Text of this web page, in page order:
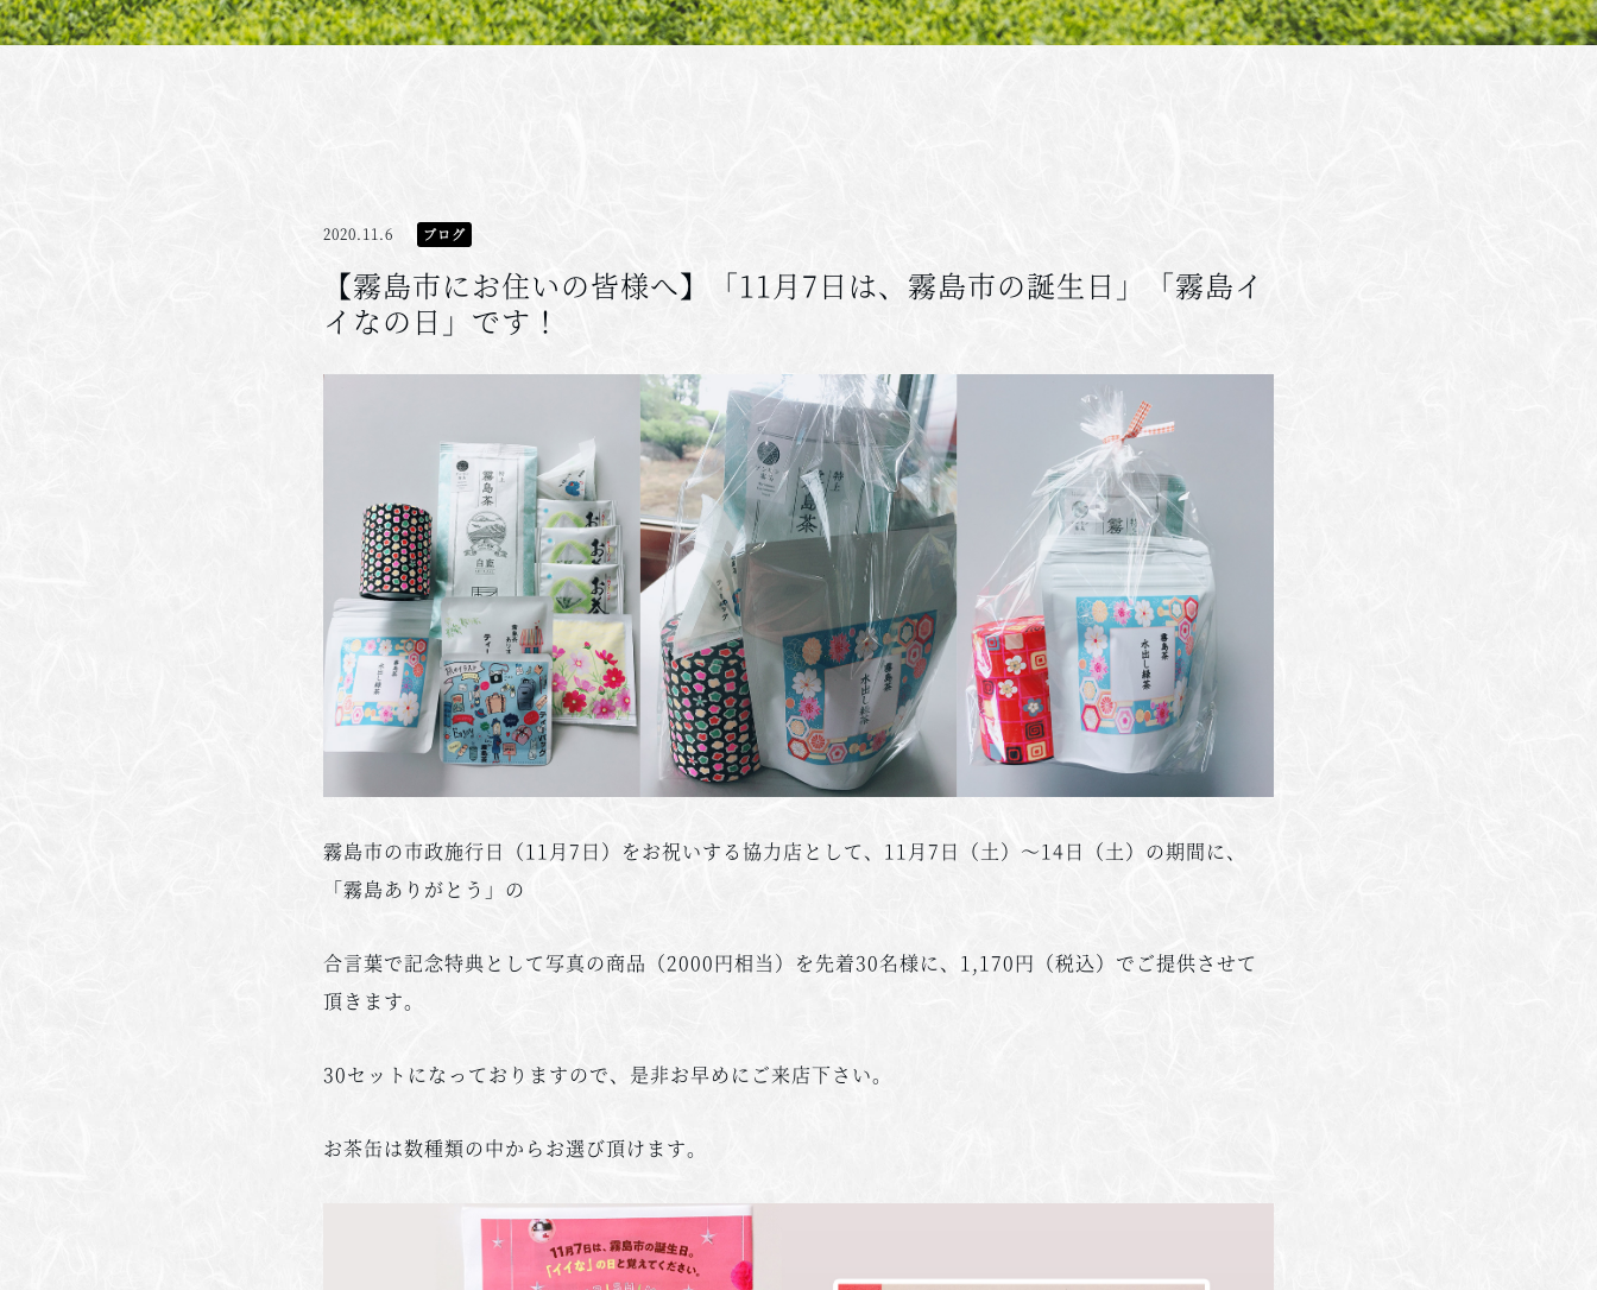
2020.11.6 ブログ
【霧島市にお住いの皆様へ】「11月7日は、霧島市の誕生日」「霧島イ
イなの日」です！
霧島市の市政施行日（11月7日）をお祝いする協力店として、11月7日（土）～14日（土）の期間に、
「霧島ありがとう」の
合言葉で記念特典として写真の商品（2000円相当）を先着30名様に、1,170円（税込）でご提供させて
頂きます。
30セットになっておりますので、是非お早めにご来店下さい。
お茶缶は数種類の中からお選び頂けます。